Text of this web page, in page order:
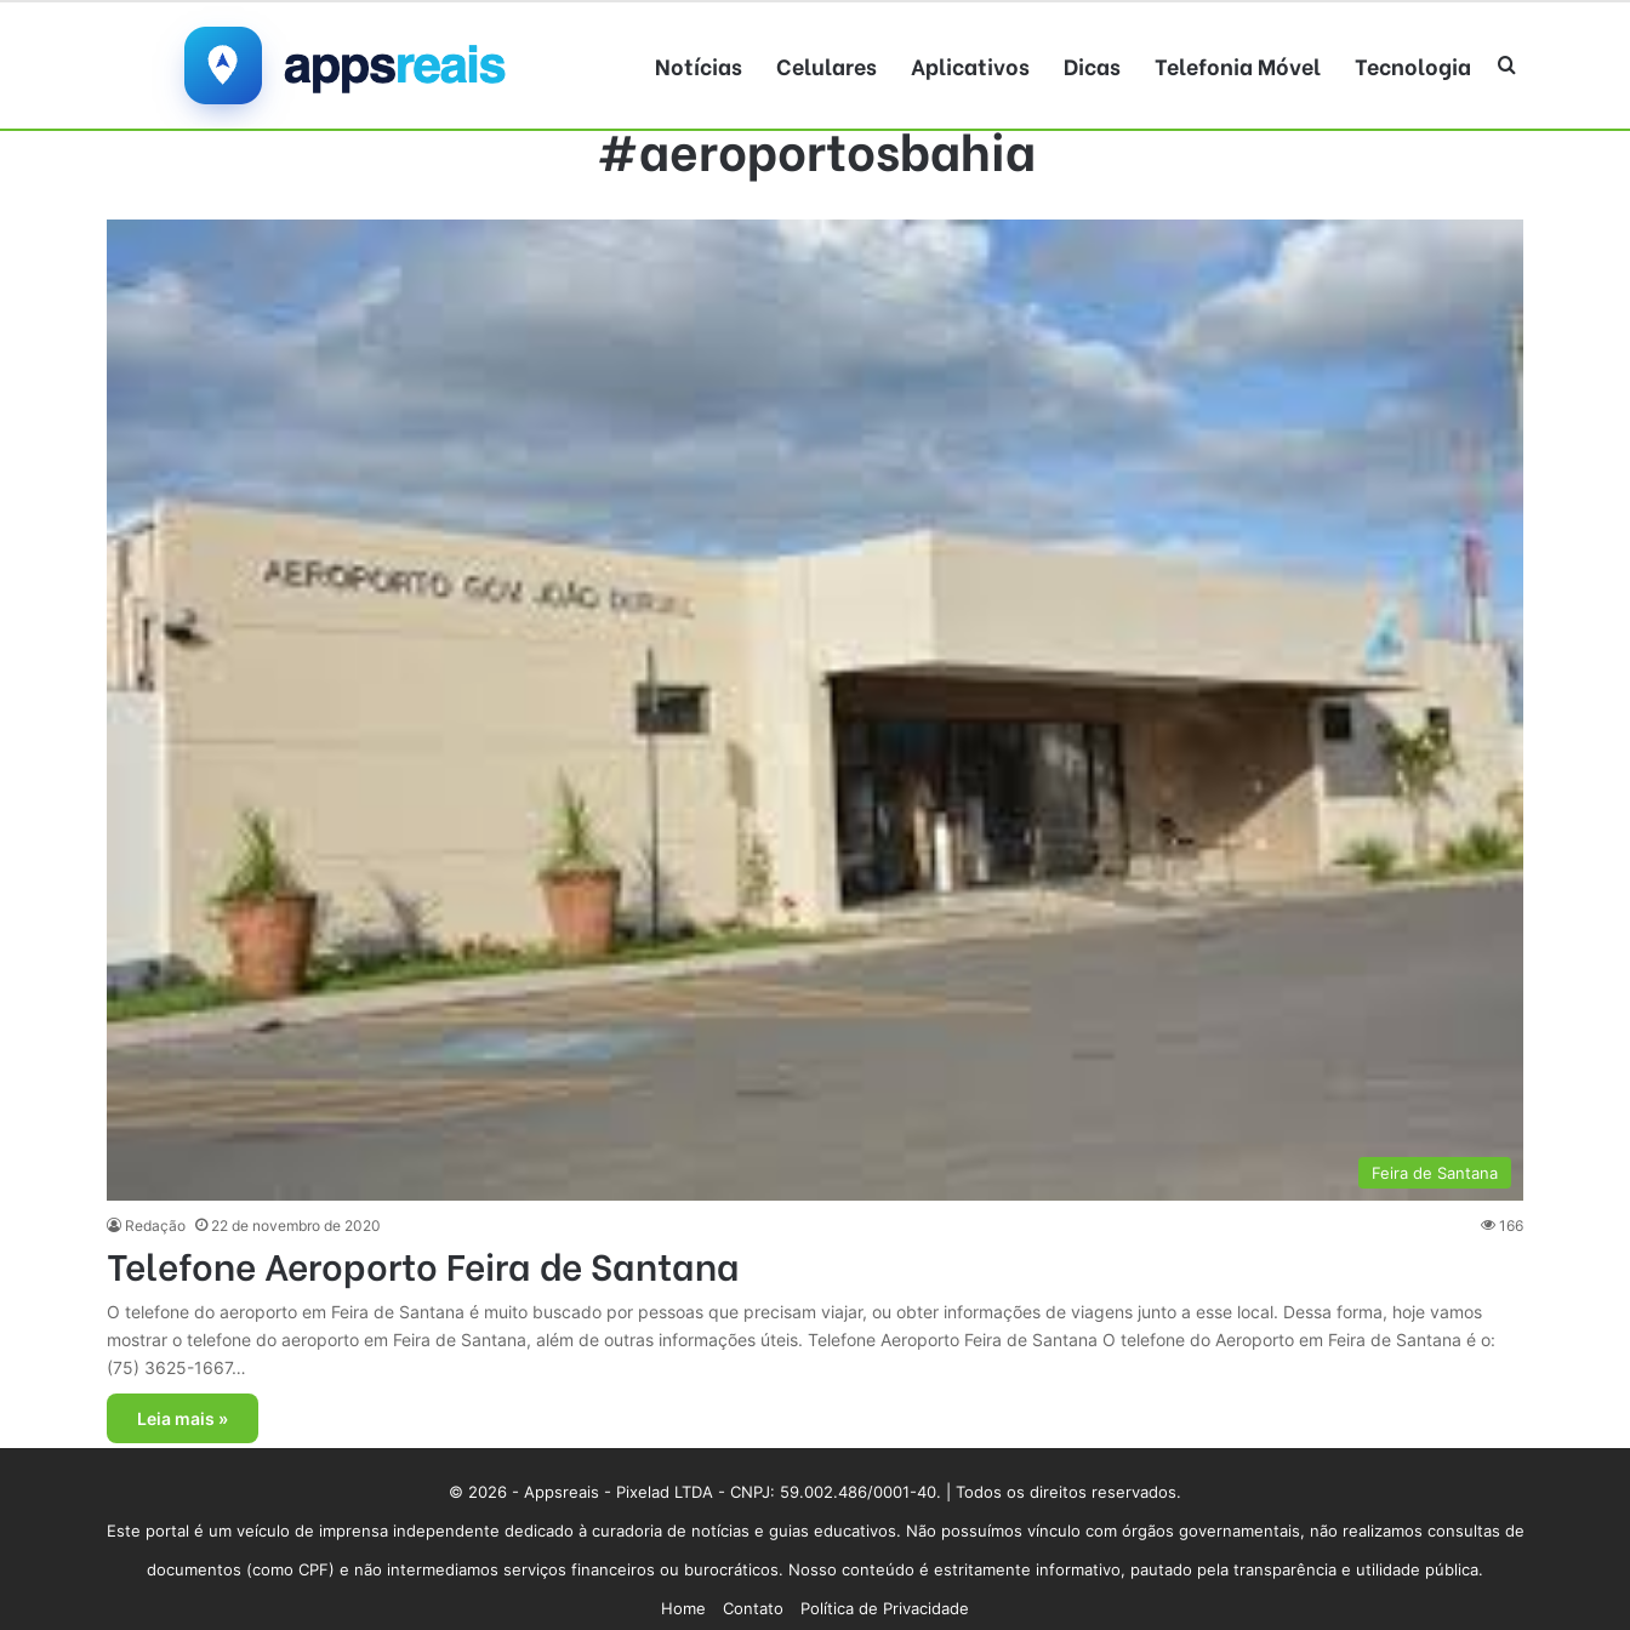
Notícias Celulares Aplicativos Dicas Telefonia Móvel Tecnologia Procurar por
#aeroportosbahia
Feira de Santana
Redação 22 de novembro de 2020 166
Telefone Aeroporto Feira de Santana
O telefone do aeroporto em Feira de Santana é muito buscado por pessoas que precisam viajar, ou obter informações de viagens junto a esse local. Dessa forma, hoje vamos
mostrar o telefone do aeroporto em Feira de Santana, além de outras informações úteis. Telefone Aeroporto Feira de Santana O telefone do Aeroporto em Feira de Santana é o:
(75) 3625-1667…
Leia mais »
© 2026 - Appsreais - Pixelad LTDA - CNPJ: 59.002.486/0001-40. | Todos os direitos reservados.
Este portal é um veículo de imprensa independente dedicado à curadoria de notícias e guias educativos. Não possuímos vínculo com órgãos governamentais, não realizamos consultas de
documentos (como CPF) e não intermediamos serviços financeiros ou burocráticos. Nosso conteúdo é estritamente informativo, pautado pela transparência e utilidade pública.
Home
Contato Política de Privacidade